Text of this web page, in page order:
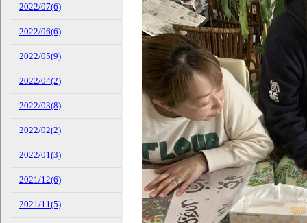
2022/07(6)
2022/06(6)
2022/05(9)
2022/04(2)
2022/03(8)
2022/02(2)
2022/01(3)
2021/12(6)
2021/11(5)